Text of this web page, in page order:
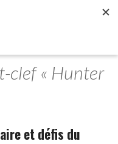
clef « Hunter
et défis du